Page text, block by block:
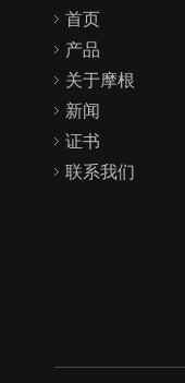
首页
产品
关于摩根
新闻
证书
联系我们